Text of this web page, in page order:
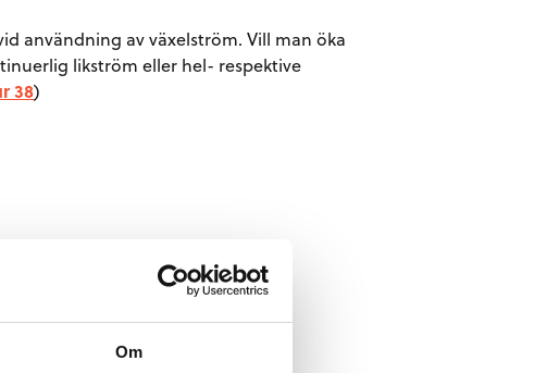
Om
användning av växelström. Vill man öka
likström eller hel- respektive
38)